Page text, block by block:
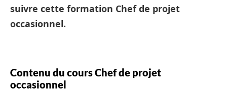
suivre cette formation Chef de projet
occasionnel.
Contenu du cours Chef de projet
occasionnel